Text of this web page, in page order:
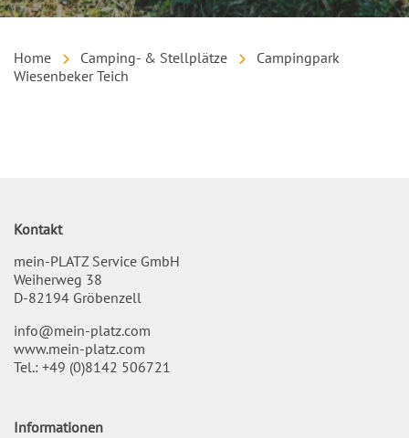
Home Camping- & Stellplätze
Campingpark
Wiesenbeker Teich
Kontakt
mein-PLATZ Service GmbH
Weiherweg 38
D-82194 Gröbenzell
info@mein-platz.com
www.mein-platz.com
Tel.: +49 (0)8142 506721
Informationen